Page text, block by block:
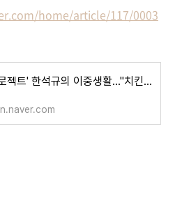
home/article/117/0003
'신사장 프로젝트' 한석규의 이중생활..."치킨 튀기는 손맛, 협상하는 입맛"